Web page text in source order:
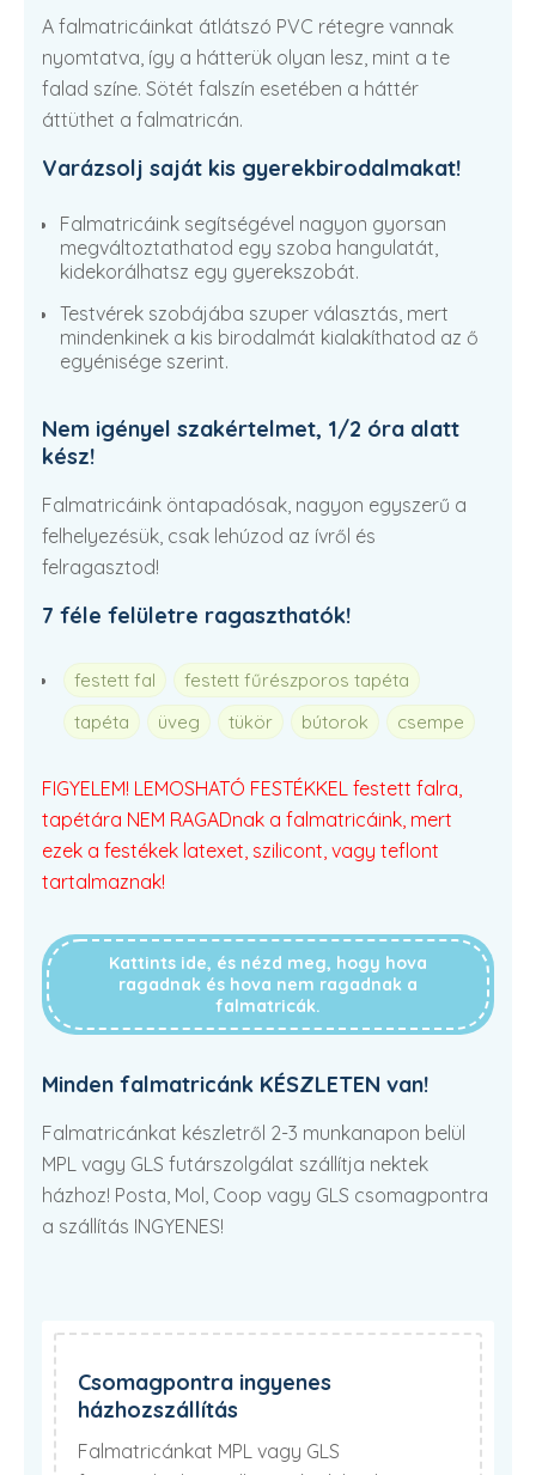
A falmatricáinkat átlátszó PVC rétegre vannak
nyomtatva, így a hátterük olyan lesz, mint a te
falad színe. Sötét falszín esetében a háttér
áttüthet a falmatricán.
Varázsolj saját kis gyerekbirodalmakat!
Falmatricáink segítségével nagyon gyorsan
megváltoztathatod egy szoba hangulatát,
kidekorálhatsz egy gyerekszobát.
Testvérek szobájába szuper választás, mert
mindenkinek a kis birodalmát kialakíthatod az ő
egyénisége szerint.
Nem igényel szakértelmet, 1/2 óra alatt
kész!
Falmatricáink öntapadósak, nagyon egyszerű a
felhelyezésük, csak lehúzod az ívről és
felragasztod!
7 féle felületre ragaszthatók!
festett fal
festett fűrészporos tapéta
tapéta
üveg tükör bútorok csempe
FIGYELEM! LEMOSHATÓ FESTÉKKEL festett falra,
tapétára NEM RAGADnak a falmatricáink, mert
ezek a festékek latexet, szilicont, vagy teflont
tartalmaznak!
Kattints ide, és nézd meg, hogy hova
ragadnak és hova nem ragadnak a
falmatricák.
Minden falmatricánk KÉSZLETEN van!
Falmatricánkat készletről 2-3 munkanapon belül
MPL vagy GLS futárszolgálat szállítja nektek
házhoz! Posta, Mol, Coop vagy GLS csomagpontra
a szállítás INGYENES!
Csomagpontra ingyenes
házhozszállítás
Falmatricánkat MPL vagy GLS